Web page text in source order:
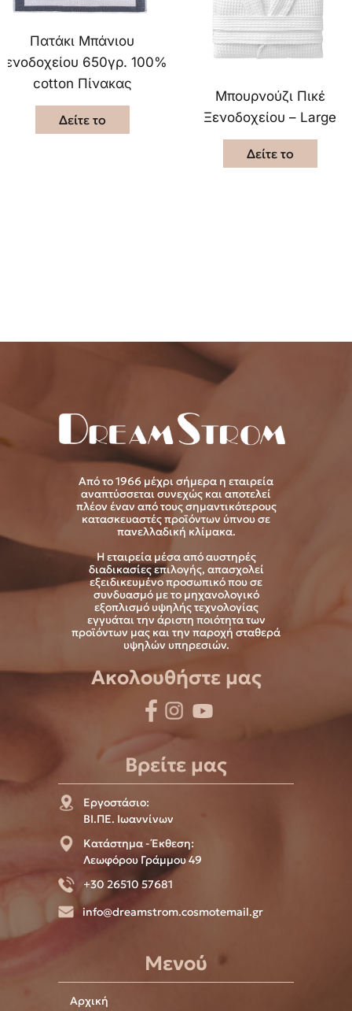
Πατάκι Μπάνιου
650γρ. 100%
cotton Πίνακας
Δείτε το
Μπουρνούζι Πικέ
Ξενοδοχείου – Large
Δείτε το
Από το 1966 μέχρι σήμερα η εταιρεία
αναπτύσσεται συνεχώς και αποτελεί
πλέον έναν από τους σημαντικότερους
κατασκευαστές προϊόντων ύπνου σε
πανελλαδική κλίμακα.
Η εταιρεία μέσα από αυστηρές
διαδικασίες επιλογής, απασχολεί
εξειδικευμένο προσωπικό που σε
συνδυασμό με το μηχανολογικό
εξοπλισμό υψηλής τεχνολογίας
εγγυάται την άριστη ποιότητα των
προϊόντων μας και την παροχή σταθερά
υψηλών υπηρεσιών.
Ακολουθήστε μας
Βρείτε μας
Εργοστάσιο:
ΒΙ.ΠΕ. Ιωαννίνων
Κατάστημα - Έκθεση:
Λεωφόρου Γράμμου 49
+30 26510 57681
info@dreamstrom.cosmotemail.gr
Μενού
Αρχική